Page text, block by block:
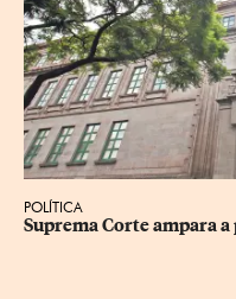
POLÍTICA
Suprema Corte ampara